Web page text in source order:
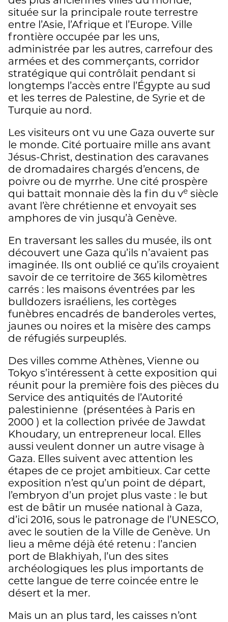
située sur la principale route terrestre
entre l’Asie, l’Afrique et l’Europe. Ville
frontière occupée par les uns,
administrée par les autres, carrefour des
armées et des commerçants, corridor
stratégique qui contrôlait pendant si
longtemps l’accès entre l’Égypte au sud
et les terres de Palestine, de Syrie et de
Turquie au nord.
Les visiteurs ont vu une Gaza ouverte sur
le monde. Cité portuaire mille ans avant
Jésus-Christ, destination des caravanes
de dromadaires chargés d’encens, de
poivre ou de myrrhe. Une cité prospère
qui battait monnaie dès la fin du ve siècle
avant l’ère chrétienne et envoyait ses
amphores de vin jusqu’à Genève.
En traversant les salles du musée, ils ont
découvert une Gaza qu’ils n’avaient pas
imaginée. Ils ont oublié ce qu’ils croyaient
savoir de ce territoire de 365 kilomètres
carrés : les maisons éventrées par les
bulldozers israéliens, les cortèges
funèbres encadrés de banderoles vertes,
jaunes ou noires et la misère des camps
de réfugiés surpeuplés.
Des villes comme Athènes, Vienne ou
Tokyo s’intéressent à cette exposition qui
réunit pour la première fois des pièces du
Service des antiquités de l’Autorité
palestinienne (présentées à Paris en
2000 ) et la collection privée de Jawdat
Khoudary, un entrepreneur local. Elles
aussi veulent donner un autre visage à
Gaza. Elles suivent avec attention les
étapes de ce projet ambitieux. Car cette
exposition n’est qu’un point de départ,
l’embryon d’un projet plus vaste : le but
est de bâtir un musée national à Gaza,
d’ici 2016, sous le patronage de l’UNESCO,
avec le soutien de la Ville de Genève. Un
lieu a même déjà été retenu : l’ancien
port de Blakhiyah, l’un des sites
archéologiques les plus importants de
cette langue de terre coincée entre le
désert et la mer.
Mais un an plus tard, les caisses n’ont